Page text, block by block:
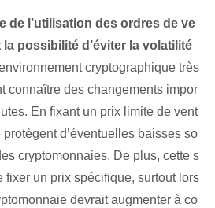
de l’utilisation des ordres de ve
possibilité d’éviter la volatilité
cryptographique très
connaître des changements impor
En fixant un prix limite de vent
d’éventuelles baisses so
cryptomonnaies. De plus, cette s
fixer un prix spécifique, surtout lors
devrait augmenter à co